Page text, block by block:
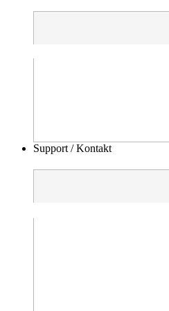
Support / Kontakt